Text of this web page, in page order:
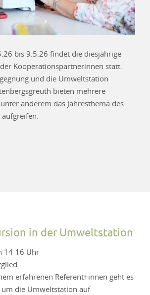
bis 9.5.26 findet die diesjährige
Kooperationspartnerinnen statt.
und die Umweltstation
bieten mehrere
anderem das Jahresthema des
in der Umweltstation
14-16 Uhr
erfahrenen Referent+innen geht es
die Umweltstation auf